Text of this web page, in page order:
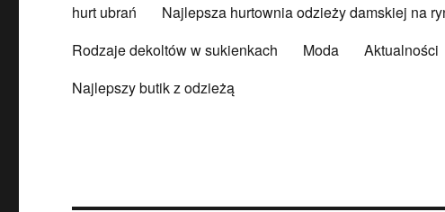
hurt ubrań Najlepsza hurtownia odzieży damskiej na
Rodzaje dekoltów w sukienkach
Moda Aktualności
Najlepszy butik z odzieżą